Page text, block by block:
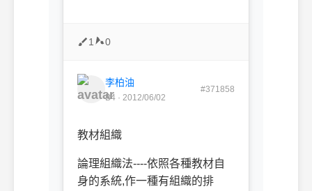
1 0
李柏油
B4 · 2012/06/02
#371858
教材組織
論理組織法----依照各種教材自
身的系統,作一種有組織的排